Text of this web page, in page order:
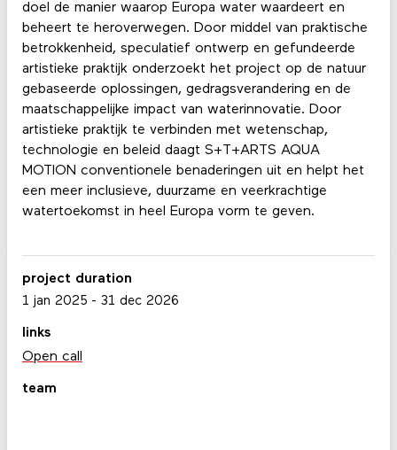
doel de manier waarop Europa water waardeert en
beheert te heroverwegen. Door middel van praktische
betrokkenheid, speculatief ontwerp en gefundeerde
artistieke praktijk onderzoekt het project op de natuur
gebaseerde oplossingen, gedragsverandering en de
maatschappelijke impact van waterinnovatie. Door
artistieke praktijk te verbinden met wetenschap,
technologie en beleid daagt S+T+ARTS AQUA
MOTION conventionele benaderingen uit en helpt het
een meer inclusieve, duurzame en veerkrachtige
watertoekomst in heel Europa vorm te geven.
project duration
1 jan 2025- 31 dec 2026
links
Open call
team